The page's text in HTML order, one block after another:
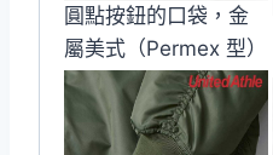
圓點按鈕的口袋，金
屬美式（Permex 型）